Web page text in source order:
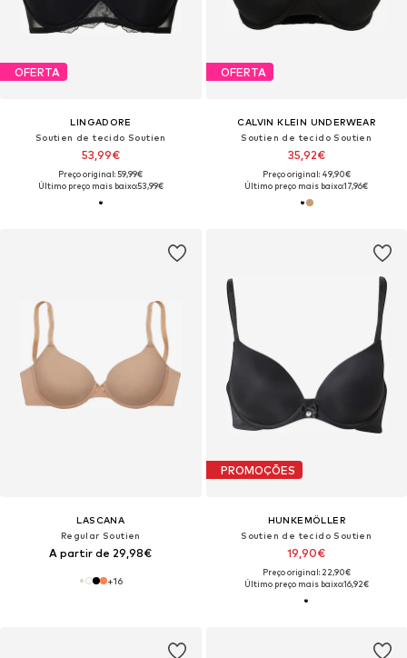
OFERTA
LINGADORE
Soutien de tecido Soutien
53,99€
Preço original: 59,99€
Último preço mais baixo:53,99€
OFERTA
CALVIN KLEIN UNDERWEAR
Soutien de tecido Soutien
35,92€
Preço original: 49,90€
Último preço mais baixo:17,96€
LASCANA
Regular Soutien
A partir de 29,98€
+16
PROMOÇÕES
HUNKEMÖLLER
Soutien de tecido Soutien
19,90€
Preço original: 22,90€
Último preço mais baixo:16,92€